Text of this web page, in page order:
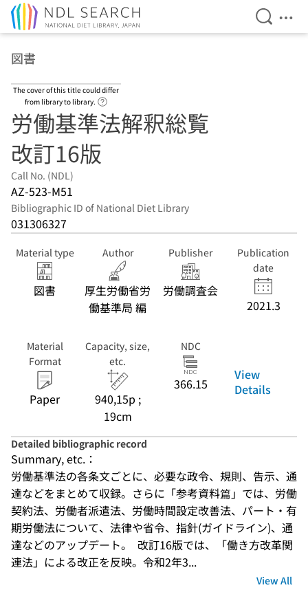
Open
図書
The cover of this title could differ
from library to library.
労働基準法解釈総覧
改訂16版
Call No. (NDL)
AZ-523-M51
Bibliographic ID of National Diet Library
031306327
Material type
図書
Author
厚生労働省労
働基準局 編
Publisher
労働調査会
Publication
date
2021.3
Material
Format
Paper
Capacity, size,
etc.
940,15p ;
19cm
NDC
366.15
View
Details
Detailed bibliographic record
Summary, etc.：
労働基準法の各条文ごとに、必要な政令、規則、告示、通
達などをまとめて収録。さらに「参考資料篇」では、労働
契約法、労働者派遣法、労働時間設定改善法、パート・有
期労働法について、法律や省令、指針(ガイドライン)、通
達などのアップデート。  改訂16版では、「働き方改革関
連法」による改正を反映。令和2年3...
View All